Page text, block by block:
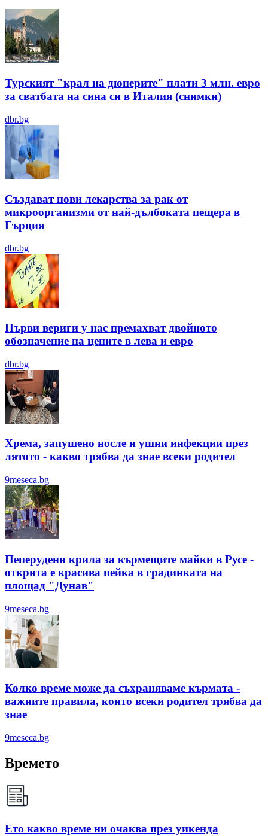
Турският "крал на дюнерите" плати 3 млн. евро
за сватбата на сина си в Италия (снимки)
dbr.bg
Създават нови лекарства за рак от
микроорганизми от най-дълбоката пещера в
Гърция
dbr.bg
Първи вериги у нас премахват двойното
обозначение на цените в лева и евро
dbr.bg
Хрема, запушено носле и ушни инфекции през
лятотo - какво трябва да знае всеки родител
9meseca.bg
Пеперудени крила за кърмещите майки в Русе -
открита е красива пейка в градинката на
площад "Дунав"
9meseca.bg
Колко време може да съхраняваме кърмата -
важните правила, които всеки родител трябва да
знае
9meseca.bg
Времето
Ето какво време ни очаква през уикенда